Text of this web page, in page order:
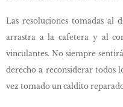
Las resoluciones tomadas al
arrastra a la cafetera y al
vinculantes. No siempre
derecho a reconsiderar todos
vez tomado un caldito